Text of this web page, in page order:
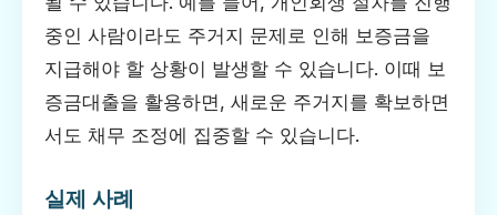
중인 사람이라도 주거지 문제로 인해 보증금을
지급해야 할 상황이 발생할 수 있습니다. 이때 보
증금대출을 활용하면, 새로운 주거지를 확보하면
서도 채무 조정에 집중할 수 있습니다.
실제 사례